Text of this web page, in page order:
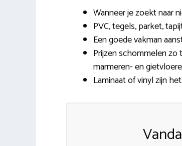
Wanneer je zoekt naar
PVC, tegels, parket,
Een goede vakman
Prijzen schommelen
marmeren- en
Laminaat of vinyl zijn